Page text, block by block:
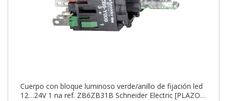
Cuerpo con bloque luminoso verde/anillo de fijación led
12…24V 1 na ref. ZB6ZB31B Schneider Electric [PLAZO